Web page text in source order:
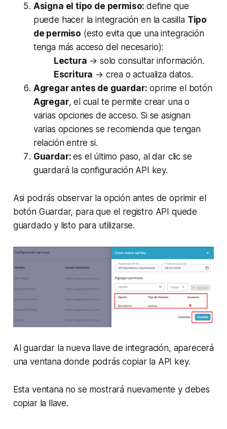
Asigna el tipo de permiso:define que
puede hacer la integración en la casilla Tipo
de permiso (esto evita que una integración
tenga más acceso del necesario):
Lectura → solo consultar información.
Escritura → crea o actualiza datos.
Agregar antes de guardar: oprime el botón
Agregar, el cual te permite crear una o
varias opciones de acceso. Si se asignan
varias opciones se recomienda que tengan
relación entre si.
Guardar:es el último paso, al dar clic se
guardará la configuración API key.
Asi podrás observar la opción antes de oprimir el
botón Guardar, para que el registro API quede
guardado y listo para utilizarse.
Al guardar la nueva llave de integración, aparecerá
una ventana donde podrás copiar la API key.
Esta ventana no se mostrará nuevamente y debes
copiar la llave.